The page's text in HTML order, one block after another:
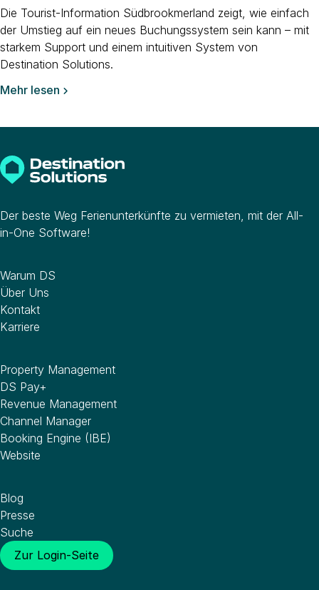
Die Tourist-Information Südbrookmerland zeigt, wie einfach
der Umstieg auf ein neues Buchungssystem sein kann – mit
starkem Support und einem intuitiven System von
Destination Solutions.
Mehr lesen 
Der beste Weg Ferienunterkünfte zu vermieten, mit der All-
in-One Software!
Warum DS
Über Uns
Kontakt
Karriere
Property Management
DS Pay+
Revenue Management
Channel Manager
Booking Engine (IBE)
Website
Blog
Presse
Suche
Zur Login-Seite